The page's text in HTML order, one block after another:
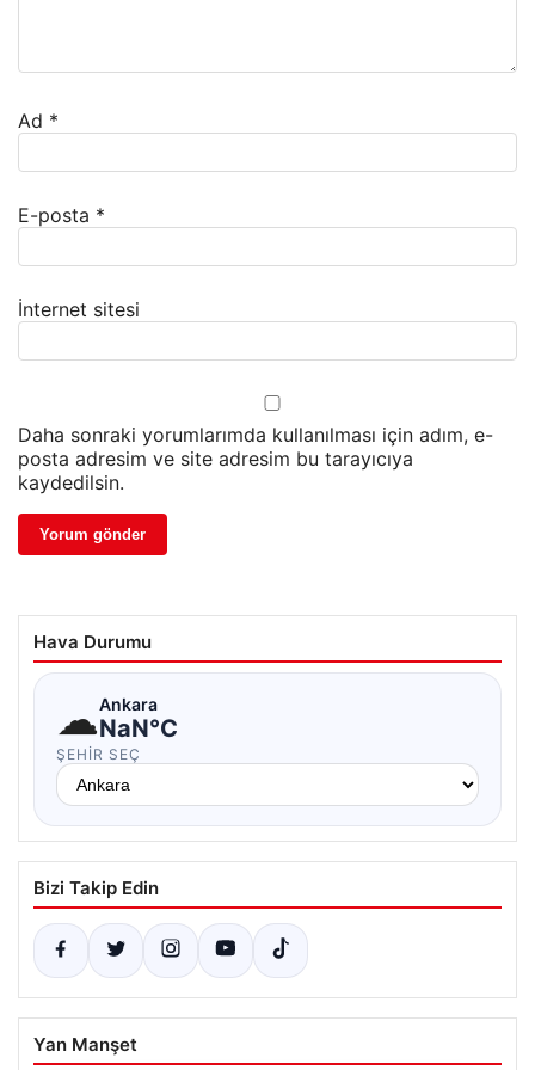
Ad *
E-posta *
İnternet sitesi
Daha sonraki yorumlarımda kullanılması için adım, e-
posta adresim ve site adresim bu tarayıcıya
kaydedilsin.
Hava Durumu
☁Ankara
NaN°C
ŞEHIR SEÇ
Bizi Takip Edin
Yan Manşet